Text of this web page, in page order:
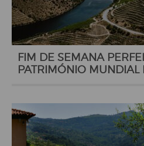
FIM DE SEMANA
PATRIMÓNIO MUNDIAL